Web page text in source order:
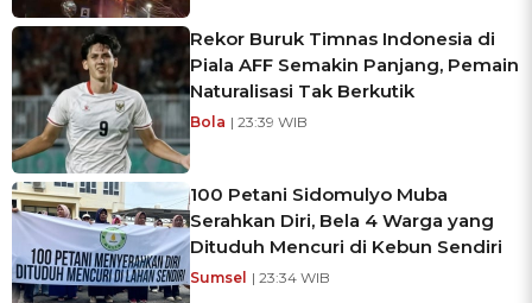
Rekor Buruk Timnas Indonesia di
Piala AFF Semakin Panjang, Pemain
Naturalisasi Tak Berkutik
Bola | 23:39 WIB
100 Petani Sidomulyo Muba
Serahkan Diri, Bela 4 Warga yang
Dituduh Mencuri di Kebun Sendiri
Sumsel | 23:34 WIB